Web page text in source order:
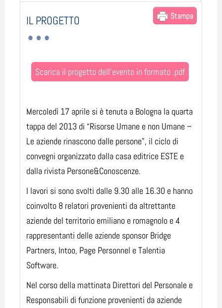
Stampa
IL PROGETTO
Scarica il progetto dell'evento in formato .pdf
Mercoledì 17 aprile si è tenuta a Bologna la quarta
tappa del 2013 di “Risorse Umane e non Umane –
Le aziende rinascono dalle persone”, il ciclo di
convegni organizzato dalla casa editrice ESTE e
dalla rivista Persone&Conoscenze.
I lavori si sono svolti dalle 9.30 alle 16.30 e hanno
coinvolto 8 relatori provenienti da altrettante
aziende del territorio emiliano e romagnolo e 4
rappresentanti delle aziende sponsor Bridge
Partners, Intoo, Page Personnel e Talentia
Software.
Nel corso della mattinata Direttori del Personale e
Responsabili di funzione provenienti da aziende